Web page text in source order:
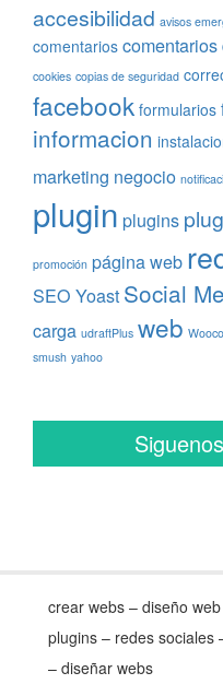
accesibilidad avisos
comentarios
cookies copias de seguridad
facebook formularios
informacion
marketing negocio
plugin plugins
promoción página web
SEO Yoast Social
carga udraftPlus web
smush yahoo
crear webs – diseño
plugins – redes sociales
– diseñar webs